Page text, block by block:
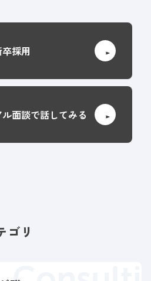
採用
面談で話してみる
ゴリ